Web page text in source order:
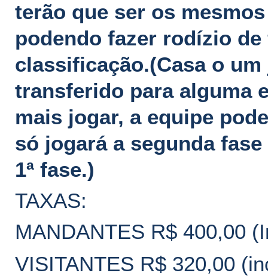
terão que ser os
podendo fazer rodízio
classificação.(Casa o
transferido para alguma
mais jogar, a equipe
só jogará a segunda
1ª fase.)
TAXAS:
MANDANTES R$ 400,00
VISITANTES R$ 320,00